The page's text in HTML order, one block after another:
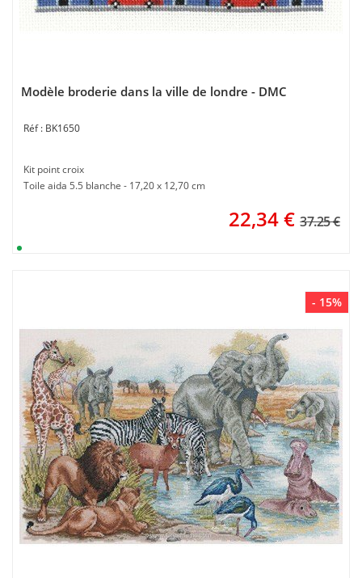
Modèle broderie dans la ville de londre - DMC
BK1650
Kit point croix
Toile aida 5.5 blanche - 17,20 x 12,70 cm
22,34€ 37.25 €
- 15%